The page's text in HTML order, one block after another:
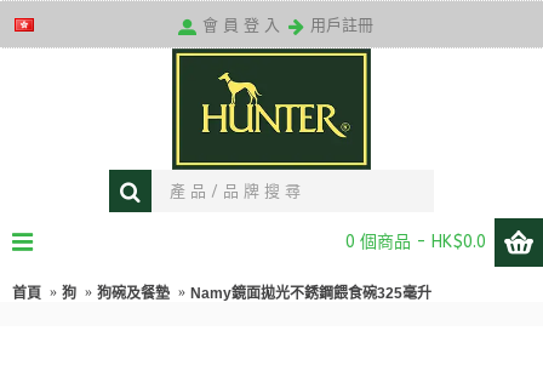
送貨條款
會 員 登 入 用戶註冊
0 個商品 - HK$0.0
首頁 狗 狗碗及餐墊 Namy鏡面拋光不銹鋼餵食碗325毫升